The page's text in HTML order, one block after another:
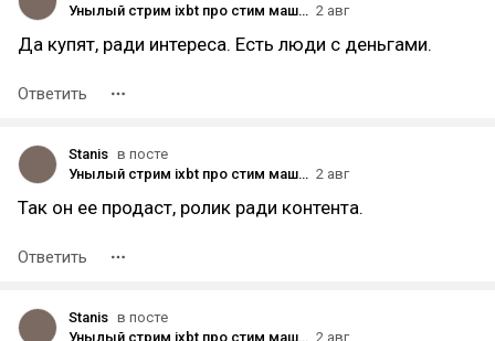
Унылый стрим ixbt про стим машин. Как Габен уничтожил консоли. 2 авг
Да купят, ради интереса. Есть люди с деньгами.
Ответить
Stanis в посте
Унылый стрим ixbt про стим машин. Как Габен уничтожил консоли. 2 авг
Так он ее продаст, ролик ради контента.
Ответить
Stanis в посте
Унылый стрим ixbt про стим машин. Как Габен уничтожил консоли. 2 авг